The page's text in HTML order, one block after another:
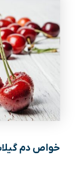
خواص دم